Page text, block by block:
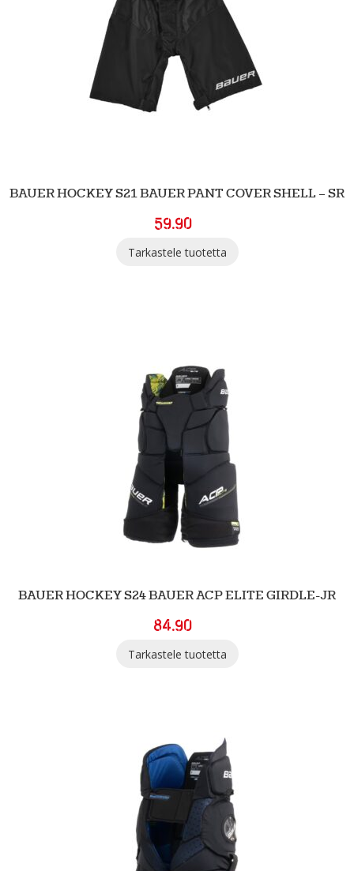
BAUER HOCKEY S21 BAUER PANT COVER SHELL – SR
59.90
Tarkastele tuotetta
BAUER HOCKEY S24 BAUER ACP ELITE GIRDLE-JR
84.90
Tarkastele tuotetta